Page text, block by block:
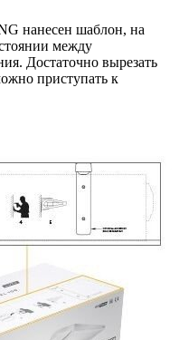
нанесен шаблон, на
между
Достаточно вырезать
приступать к